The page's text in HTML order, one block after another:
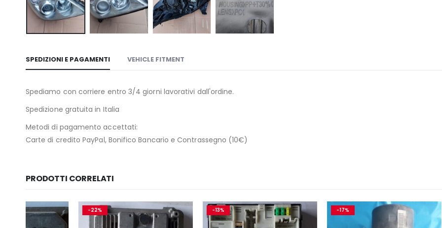
SPEDIZIONI E PAGAMENTI VEHICLE FITMENT
Spediamo con corriere entro 3/4 giorni lavorativi dall'ordine.
Spedizione gratuita in Italia
Metodi di pagamento accettati:
Carte di credito PayPal, Bonifico Bancario e Contrassegno (10€)
PRODOTTI CORRELATI
-22% -13% -17% -12%